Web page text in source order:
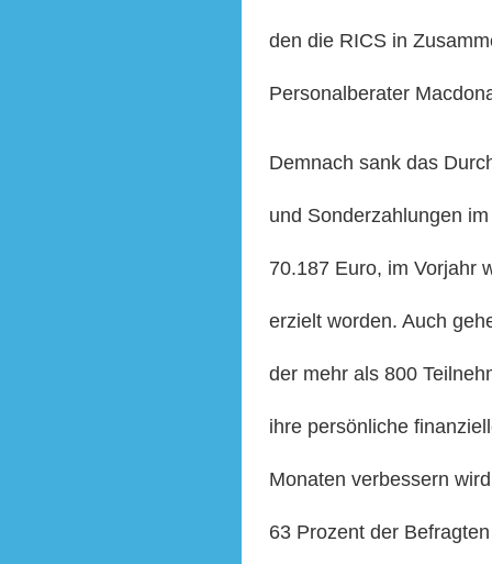
den die RICS in
Personalberater
Demnach sank das
und Sonderzahlungen
70.187 Euro, im Vorjahr
erzielt worden. Auch
der mehr als 800
ihre persönliche
Monaten verbessern
63 Prozent der